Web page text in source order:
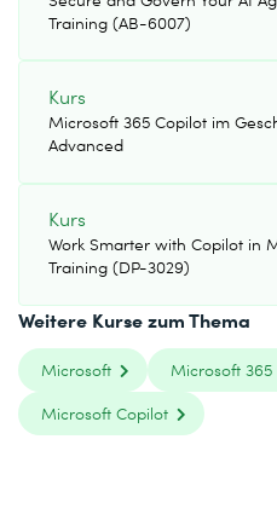
Training (AB-6007)
Kurs
Microsoft 365 Copilot im
Advanced
Kurs
Work Smarter with Copilot in
Training (DP-3029)
Weitere Kurse zum Thema
Microsoft Microsoft 365
Microsoft Copilot